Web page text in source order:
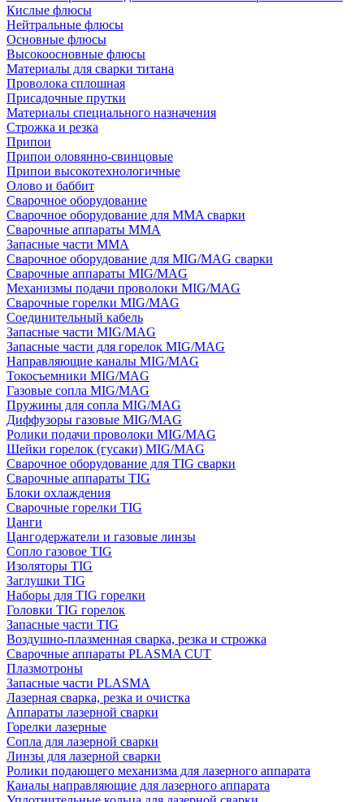
Кислые флюсы
Нейтральные флюсы
Основные флюсы
Высокоосновные флюсы
Материалы для сварки титана
Проволока сплошная
Присадочные прутки
Материалы специального назначения
Строжка и резка
Припои
Припои оловянно-свинцовые
Припои высокотехнологичные
Олово и баббит
Сварочное оборудование
Сварочное оборудование для MMA сварки
Сварочные аппараты MMA
Запасные части MMA
Сварочное оборудование для MIG/MAG сварки
Сварочные аппараты MIG/MAG
Механизмы подачи проволоки MIG/MAG
Сварочные горелки MIG/MAG
Соединительный кабель
Запасные части MIG/MAG
Запасные части для горелок MIG/MAG
Направляющие каналы MIG/MAG
Токосъемники MIG/MAG
Газовые сопла MIG/MAG
Пружины для сопла MIG/MAG
Диффузоры газовые MIG/MAG
Ролики подачи проволоки MIG/MAG
Шейки горелок (гусаки) MIG/MAG
Сварочное оборудование для TIG сварки
Сварочные аппараты TIG
Блоки охлаждения
Сварочные горелки TIG
Цанги
Цангодержатели и газовые линзы
Сопло газовое TIG
Изоляторы TIG
Заглушки TIG
Наборы для TIG горелки
Головки TIG горелок
Запасные части TIG
Воздушно-плазменная сварка, резка и строжка
Сварочные аппараты PLASMA CUT
Плазмотроны
Запасные части PLASMA
Лазерная сварка, резка и очистка
Аппараты лазерной сварки
Горелки лазерные
Сопла для лазерной сварки
Линзы для лазерной сварки
Ролики подающего механизма для лазерного аппарата
Каналы направляющие для лазерного аппарата